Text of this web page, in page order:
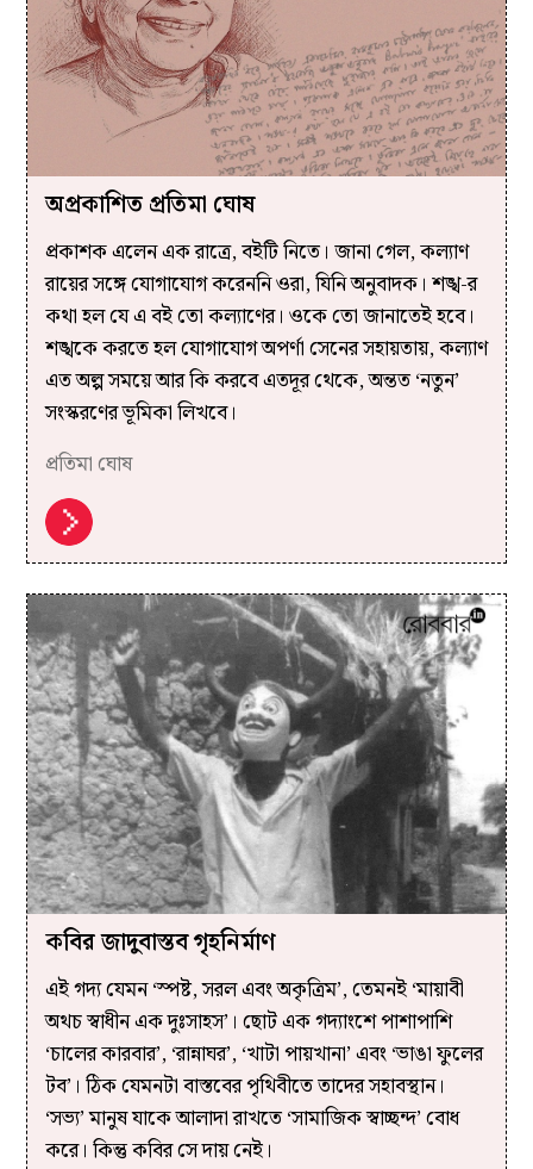
অপ্রকাশিত প্রতিমা ঘোষ
প্রকাশক এলেন এক রাত্রে, বইটি নিতে। জানা গেল, কল্যাণ
রায়ের সঙ্গে যোগাযোগ করেননি ওরা, যিনি অনুবাদক। শঙ্খ-র
কথা হল যে এ বই তো কল্যাণের। ওকে তো জানাতেই হবে।
শঙ্খকে করতে হল যোগাযোগ অপর্ণা সেনের সহায়তায়, কল্যাণ
এত অল্প সময়ে আর কি করবে এতদূর থেকে, অন্তত ‘নতুন’
সংস্করণের ভূমিকা লিখবে।
প্রতিমা ঘোষ
কবির জাদুবাস্তব গৃহনির্মাণ
এই গদ্য যেমন ‘স্পষ্ট, সরল এবং অকৃত্রিম’, তেমনই ‘মায়াবী
অথচ স্বাধীন এক দুঃসাহস’। ছোট এক গদ্যাংশে পাশাপাশি
‘চালের কারবার’, ‘রান্নাঘর’, ‘খাটা পায়খানা’ এবং ‘ভাঙা ফুলের
টব’। ঠিক যেমনটা বাস্তবের পৃথিবীতে তাদের সহাবস্থান।
‘সভ্য’ মানুষ যাকে আলাদা রাখতে ‘সামাজিক স্বাচ্ছন্দ’ বোধ
করে। কিন্তু কবির সে দায় নেই।